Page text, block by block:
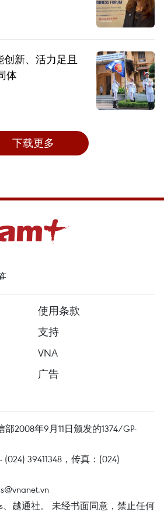
新、活力足且
体
下载更多
使用条款
支持
VNA
广告
2008年9月11日颁发的1374/GP-
(024) 39411348，传真：(024)
、越通社。 未经书面同意，禁止任何